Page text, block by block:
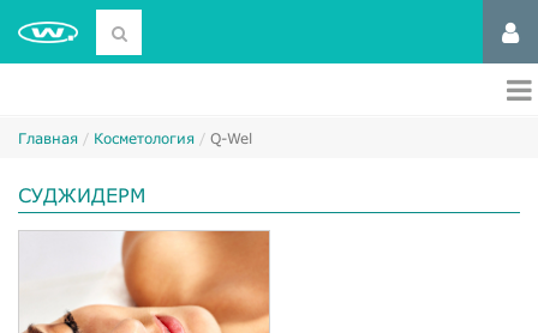
Главная Косметология Q-Wel
СУДЖИДЕРМ